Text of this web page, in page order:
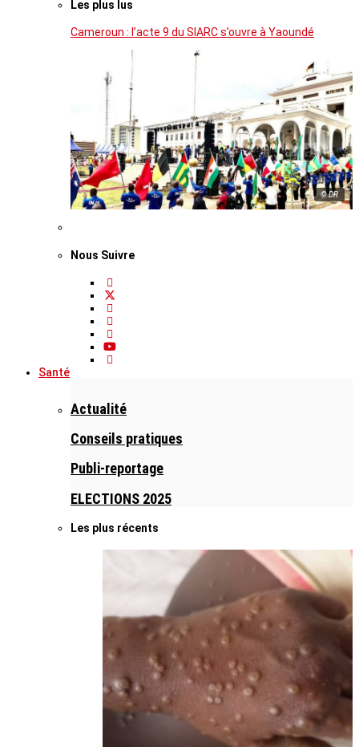
Les plus lus
Cameroun : l’acte 9 du SIARC s’ouvre à Yaoundé
© DR
Nous Suivre
Santé
Actualité
Conseils pratiques
Publi-reportage
ELECTIONS 2025
Les plus récents